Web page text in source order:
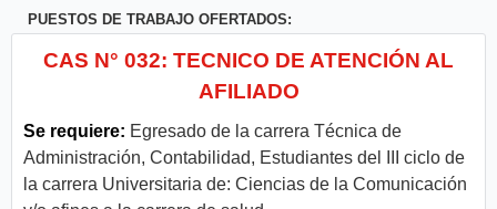
PUESTOS DE TRABAJO OFERTADOS:
CAS N° 032: TECNICO DE ATENCIÓN AL
AFILIADO
Se requiere: Egresado de la carrera Técnica de
Administración, Contabilidad, Estudiantes del III ciclo de
la carrera Universitaria de: Ciencias de la Comunicación